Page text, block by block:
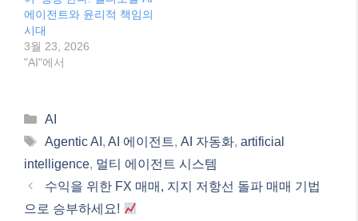
에이전트와 윤리적 책임의
시대
3월 23, 2026
"AI"에서
Categories
AI
Tags
Agentic AI , AI 에이전트, AI 자동화, artificial
intelligence, 멀티 에이전트 시스템
수익을 위한 FX 매매, 지지 저항선 돌파 매매 기법
으로 승부하세요!